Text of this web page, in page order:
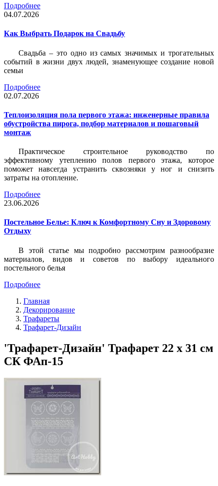
Подробнее
04.07.2026
Как Выбрать Подарок на Свадьбу
Свадьба – это одно из самых значимых и трогательных
событий в жизни двух людей, знаменующее создание новой
семьи
Подробнее
02.07.2026
Теплоизоляция пола первого этажа: инженерные правила
обустройства пирога, подбор материалов и пошаговый
монтаж
Практическое строительное руководство по
эффективному утеплению полов первого этажа, которое
поможет навсегда устранить сквозняки у ног и снизить
затраты на отопление.
Подробнее
23.06.2026
Постельное Белье: Ключ к Комфортному Сну и Здоровому
Отдыху
В этой статье мы подробно рассмотрим разнообразие
материалов, видов и советов по выбору идеального
постельного белья
Подробнее
Главная
Декорирование
Трафареты
Трафарет-Дизайн
'Трафарет-Дизайн' Трафарет 22 x 31 см
СК ФАп-15